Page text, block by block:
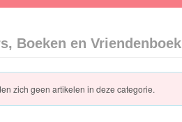
Boeken en Vriendenboek
zich geen artikelen in deze categorie.